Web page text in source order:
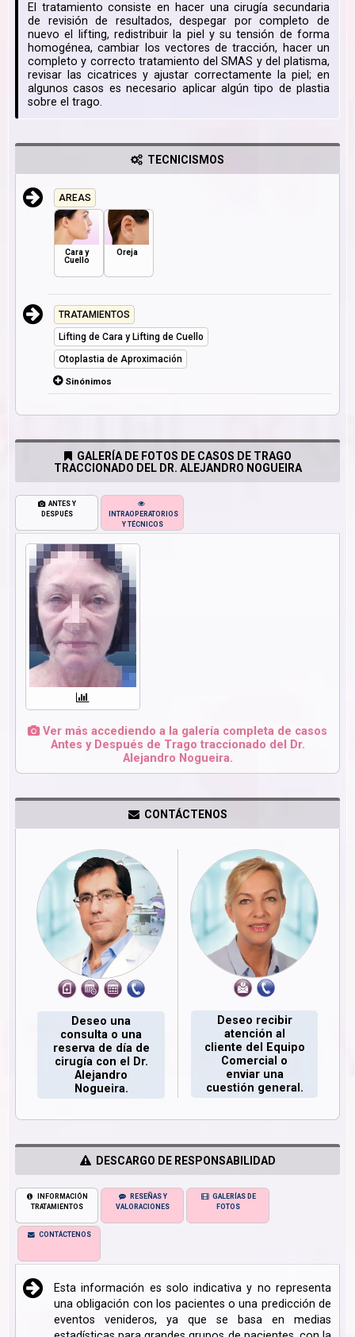
El tratamiento consiste en hacer una cirugía secundaria
de revisión de resultados, despegar por completo de
nuevo el lifting, redistribuir la piel y su tensión de forma
homogénea, cambiar los vectores de tracción, hacer un
completo y correcto tratamiento del SMAS y del platisma,
revisar las cicatrices y ajustar correctamente la piel; en
algunos casos es necesario aplicar algún tipo de plastia
sobre el trago.
TECNICISMOS
AREAS
Cara y
Cuello
Oreja
TRATAMIENTOS
Lifting de Cara y Lifting de Cuello
Otoplastia de Aproximación
Sinónimos
GALERÍA DE FOTOS DE CASOS DE TRAGO
TRACCIONADO DEL DR. ALEJANDRO NOGUEIRA
ANTES Y
DESPUÉS
INTRAOPERATORIOS
Y TÉCNICOS
Ver más accediendo a la galería completa de casos
Antes y Después de Trago traccionado del Dr.
Alejandro Nogueira.
CONTÁCTENOS
Deseo una
consulta o una
reserva de día de
cirugía con el Dr.
Alejandro
Nogueira.
Deseo recibir
atención al
cliente del Equipo
Comercial o
enviar una
cuestión general.
DESCARGO DE RESPONSABILIDAD
INFORMACIÓN
TRATAMIENTOS
RESEÑAS Y
VALORACIONES
GALERÍAS DE
FOTOS
CONTÁCTENOS
Esta información es solo indicativa y no representa
una obligación con los pacientes o una predicción de
eventos venideros, ya que se basa en medias